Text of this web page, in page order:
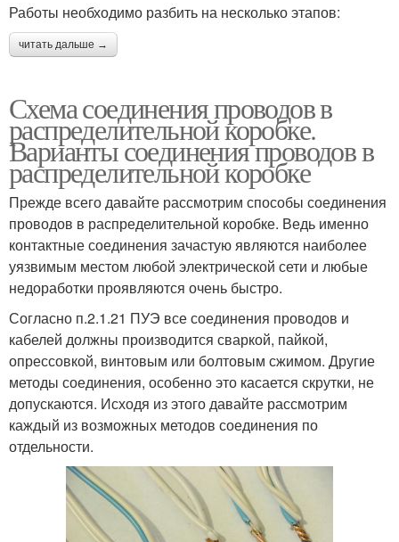
Работы необходимо разбить на несколько этапов:
читать дальше →
Схема соединения проводов в
распределительной коробке.
Варианты соединения проводов в
распределительной коробке
Прежде всего давайте рассмотрим способы соединения
проводов в распределительной коробке. Ведь именно
контактные соединения зачастую являются наиболее
уязвимым местом любой электрической сети и любые
недоработки проявляются очень быстро.
Согласно п.2.1.21 ПУЭ все соединения проводов и
кабелей должны производится сваркой, пайкой,
опрессовкой, винтовым или болтовым сжимом. Другие
методы соединения, особенно это касается скрутки, не
допускаются. Исходя из этого давайте рассмотрим
каждый из возможных методов соединения по
отдельности.